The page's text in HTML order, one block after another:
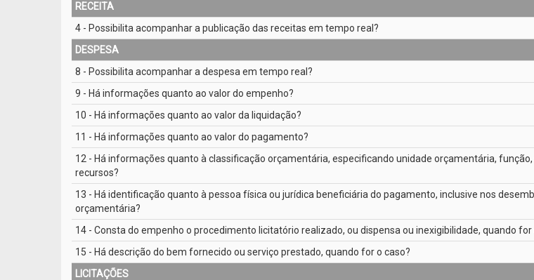
RECEITA
4 - Possibilita acompanhar a publicação das receitas em tempo real?
DESPESA
8 - Possibilita acompanhar a despesa em tempo real?
9 - Há informações quanto ao valor do empenho?
10 - Há informações quanto ao valor da liquidação?
11 - Há informações quanto ao valor do pagamento?
12 - Há informações quanto à classificação orçamentária, especificando unidade orçamentária,
recursos?
13 - Há identificação quanto à pessoa física ou jurídica beneficiária do pagamento, inclusive nos
orçamentária?
14 - Consta do empenho o procedimento licitatório realizado, ou dispensa ou inexigibilidade, quando
15 - Há descrição do bem fornecido ou serviço prestado, quando for o caso?
LICITAÇÕES